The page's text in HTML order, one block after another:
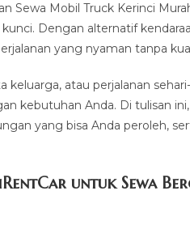
Sewa Mobil Truck Kerinci
Dengan alternatif
yang nyaman tanpa
keluarga, atau perjalanan
kebutuhan Anda. Di tulisan
yang bisa Anda peroleh,
untuk Sewa